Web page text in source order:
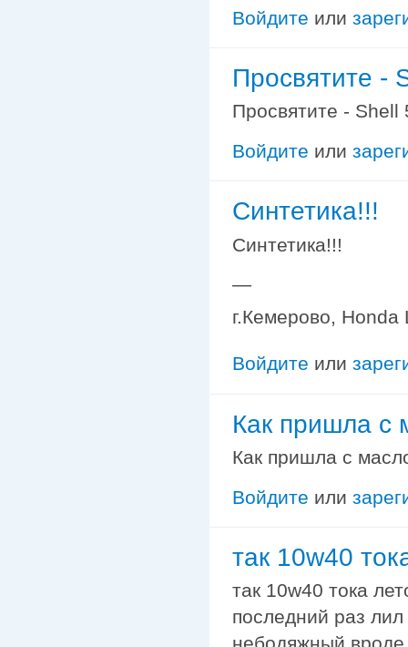
Войдите или
Просвятите -
Просвятите - Shell
Войдите или
Синтетика!!!
Синтетика!!!
—
г.Кемерово, Honda
Войдите или
Как пришла с
Как пришла с
Войдите или
так 10w40
так 10w40 тока
последний раз